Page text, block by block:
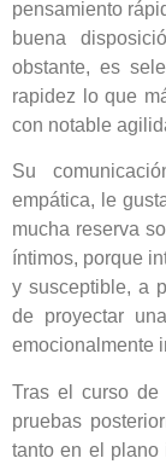
pensamiento
buena
obstante, es
rapidez lo que
con notable
Su
empática, le
mucha reserva
íntimos, porque
y susceptible, a
de proyectar
emocionalmente
Tras el curso de
pruebas
tanto en el plano